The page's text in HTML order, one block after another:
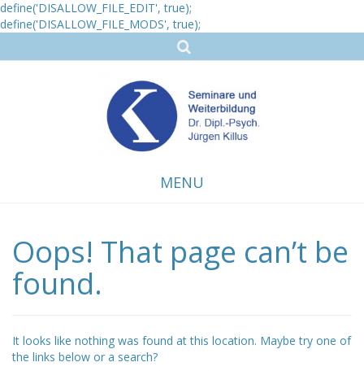
define('DISALLOW_FILE_EDIT', true);
define('DISALLOW_FILE_MODS', true);
MENU
to
content
Oops! That page can’t be
found.
It looks like nothing was found at this location. Maybe try one of
the links below or a search?